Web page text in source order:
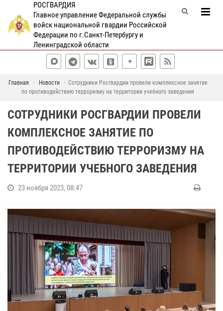
РОСГВАРДИЯ
Главное управление Федеральной службы
войск национальной гвардии Российской
Федерации по г.Санкт-Петербургу и
Ленинградской области
Главная Новости
Сотрудники Росгвардии провели комплексное занятие
по противодействию терроризму на территории учебного заведения
СОТРУДНИКИ РОСГВАРДИИ ПРОВЕЛИ
КОМПЛЕКСНОЕ ЗАНЯТИЕ ПО
ПРОТИВОДЕЙСТВИЮ ТЕРРОРИЗМУ НА
ТЕРРИТОРИИ УЧЕБНОГО ЗАВЕДЕНИЯ
23 ноября 2023, 08:47